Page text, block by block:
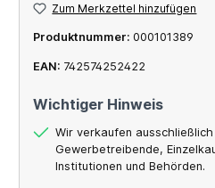
Zum Merkzettel hinzufügen
Produktnummer: 000101389
EAN: 742574252422
Wichtiger Hinweis
Wir verkaufen
Gewerbetreibende,
Institutionen und Behörden.